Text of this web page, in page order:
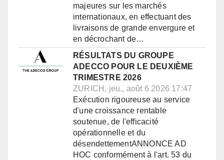
majeures sur les marchés
internationaux, en effectuant des
livraisons de grande envergure et
en décrochant de…
RÉSULTATS DU GROUPE
ADECCO POUR LE DEUXIÈME
TRIMESTRE 2026
ZURICH, jeu., août 6 2026 17:47
Exécution rigoureuse au service
d'une croissance rentable
soutenue, de l'efficacité
opérationnelle et du
désendettementANNONCE AD
HOC conformément à l'art. 53 du